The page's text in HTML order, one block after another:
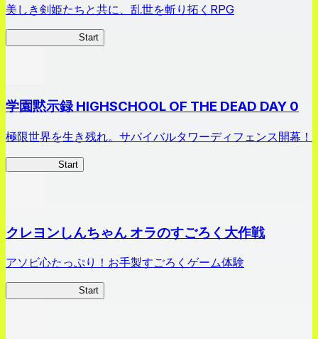
美しき剣姫たちと共に、乱世を斬り拓くRPG
Start
学園黙示録 HIGHSCHOOL OF THE DEAD DAY 0
極限世界を生き残れ。サバイバルタワーディフェンス開幕！
Start
クレヨンしんちゃん オラのすごろく大作戦
アソビ心たっぷり！お手製すごろくゲーム体験
Start